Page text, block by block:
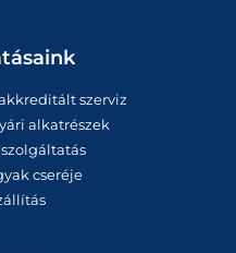
szerviz
alkatrészek
cseréje